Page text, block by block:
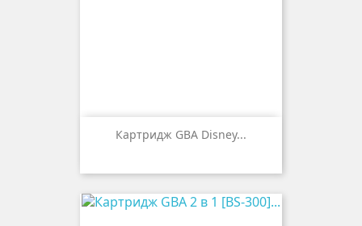
Картридж GBA Disney...